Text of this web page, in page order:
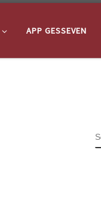
APP GESSEVEN